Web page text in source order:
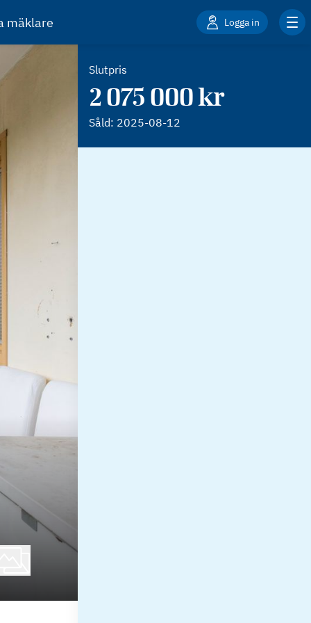
mäklare Logga in
Slutpris
2 075 000 kr
Såld: 2025-08-12